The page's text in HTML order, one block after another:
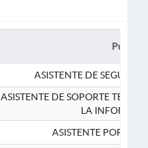
Puesto
ASISTENTE DE
ASISTENTE DE SOPORTE
LA
ASISTENTE